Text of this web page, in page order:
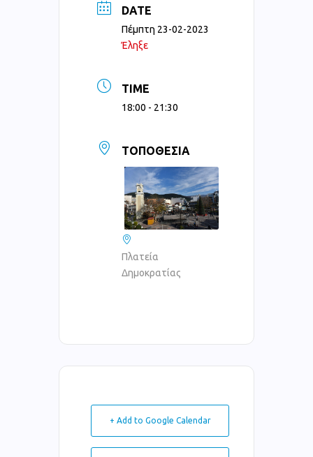
DATE
Πέμπτη 23-02-2023
Έληξε
TIME
18:00 - 21:30
ΤΟΠΟΘΕΣΊΑ
Πλατεία
Δημοκρατίας
+ Add to Google Calendar